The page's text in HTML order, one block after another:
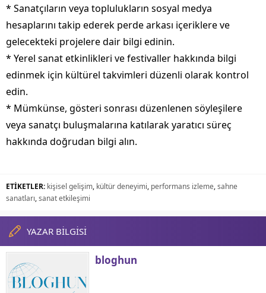
* Sanatçıların veya toplulukların sosyal medya
hesaplarını takip ederek perde arkası içeriklere ve
gelecekteki projelere dair bilgi edinin.
* Yerel sanat etkinlikleri ve festivaller hakkında bilgi
edinmek için kültürel takvimleri düzenli olarak kontrol
edin.
* Mümkünse, gösteri sonrası düzenlenen söyleşilere
veya sanatçı buluşmalarına katılarak yaratıcı süreç
hakkında doğrudan bilgi alın.
ETİKETLER: kişisel gelişim, kültür deneyimi, performans izleme,sahne
sanatları,sanat etkileşimi
YAZAR BİLGİSİ
bloghun